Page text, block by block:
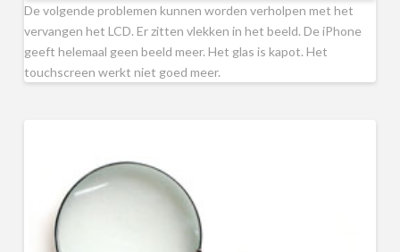
De volgende problemen kunnen worden verholpen met het
vervangen het LCD. Er zitten vlekken in het beeld. De iPhone
geeft helemaal geen beeld meer. Het glas is kapot. Het
touchscreen werkt niet goed meer.